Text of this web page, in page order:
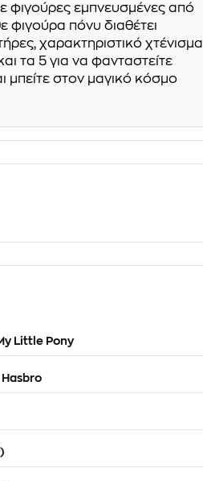
φιγούρες εμπνευσμένες από
πόνυ διαθέτει
χαρακτηριστικό χτένισμα
τα 5 για να φανταστείτε
μπείτε στον μαγικό κόσμο
Little Pony
Hasbro